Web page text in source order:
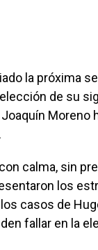
la próxima
de su
Moreno
calma, sin
los
casos de
fallar en la